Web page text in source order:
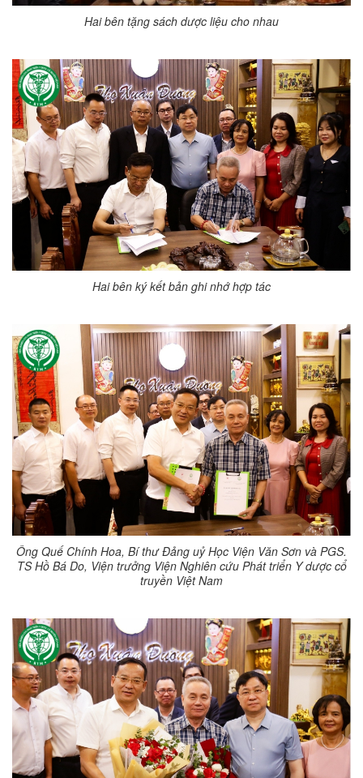
Hai bên tặng sách dược liệu cho nhau
Hai bên ký kết bản ghi nhớ hợp tác
Ông Quế Chính Hoa, Bí thư Đảng uỷ Học Viện Văn Sơn và PGS.
TS Hồ Bá Do, Viện trưởng Viện Nghiên cứu Phát triển Y dược cổ
truyền Việt Nam